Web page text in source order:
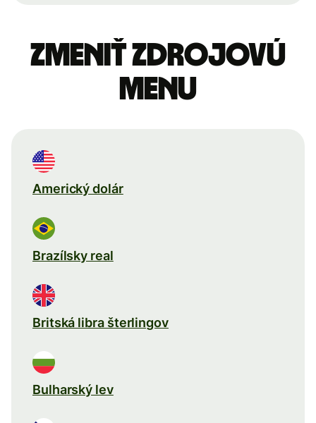
Zmeniť zdrojovú
menu
Americký dolár
Brazílsky real
Britská libra šterlingov
Bulharský lev